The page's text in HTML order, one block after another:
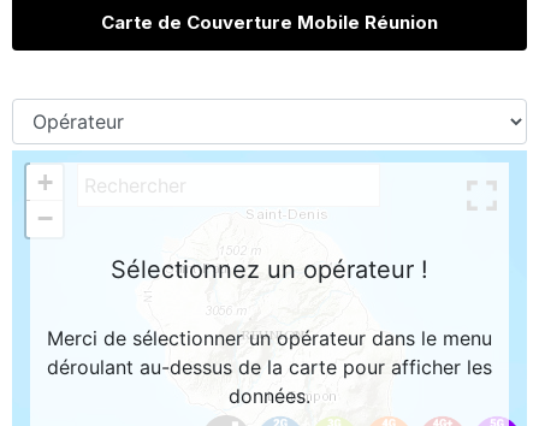
Carte de Couverture Mobile Réunion